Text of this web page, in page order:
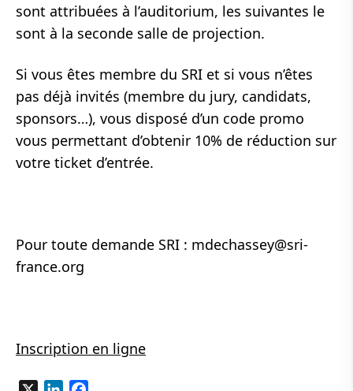
sont attribuées à l’auditorium, les suivantes le
sont à la seconde salle de projection.
Si vous êtes membre du SRI et si vous n’êtes
pas déjà invités (membre du jury, candidats,
sponsors…), vous disposé d’un code promo
vous permettant d’obtenir 10% de réduction sur
votre ticket d’entrée.
Pour toute demande SRI : mdechassey@sri-
france.org
Inscription en ligne